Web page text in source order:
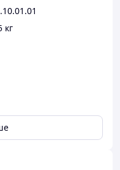
кг